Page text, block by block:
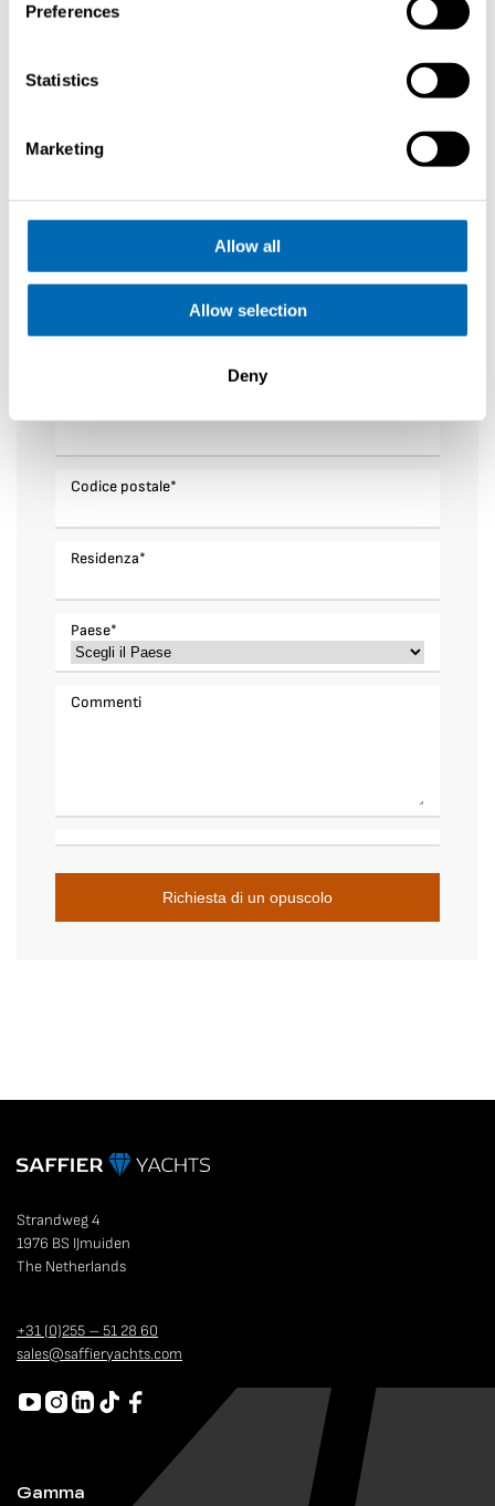
Preferences
Statistics
Marketing
Allow all
Allow selection
Deny
E-mail*
Telefono*
Zone di cui fa vela*
Codice postale*
Residenza*
Paese*
Commenti
Strandweg 4
1976 BS IJmuiden
The Netherlands
+31 (0)255 – 51 28 60
sales@saffieryachts.com
Gamma